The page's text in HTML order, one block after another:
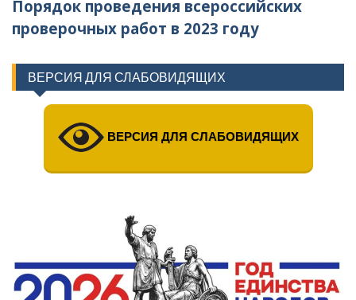
Порядок проведения всероссийских
проверочных работ в 2023 году
ВЕРСИЯ ДЛЯ СЛАБОВИДЯЩИХ
ВЕРСИЯ ДЛЯ СЛАБОВИДЯЩИХ